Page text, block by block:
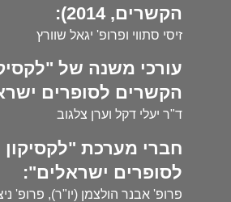
הקשרים, 2014):
זיסי סתווי ופרופ' יגאל שוורץ
עורכי משנה של
הקשרים לסופרים
ד"ר יעלי דקל וערן צלגוב
חברי מערכת
לסופרים ישראלים":
פרופ' אבנר הולצמן (יו"ר), פרופ'